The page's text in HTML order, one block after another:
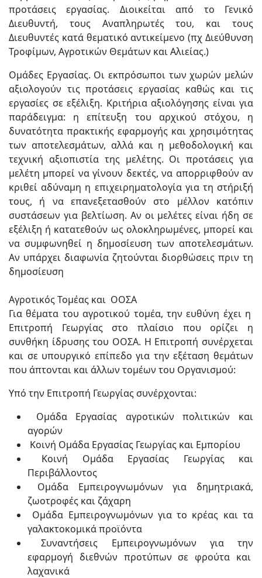
προτάσεις εργασίας. Διοικείται από το Γενικό
Διευθυντή, τους Αναπληρωτές του, και τους
Διευθυντές κατά θεματικό αντικείμενο (πχ Διεύθυνση
Τροφίμων, Αγροτικών Θεμάτων και Αλιείας.)
Ομάδες Εργασίας. Οι εκπρόσωποι των χωρών μελών
αξιολογούν τις προτάσεις εργασίας καθώς και τις
εργασίες σε εξέλιξη. Κριτήρια αξιολόγησης είναι για
παράδειγμα: η επίτευξη του αρχικού στόχου, η
δυνατότητα πρακτικής εφαρμογής και χρησιμότητας
των αποτελεσμάτων, αλλά και η μεθοδολογική και
τεχνική αξιοπιστία της μελέτης. Οι προτάσεις για
μελέτη μπορεί να γίνουν δεκτές, να απορριφθούν αν
κριθεί αδύναμη η επιχειρηματολογία για τη στήριξή
τους, ή να επανεξετασθούν στο μέλλον κατόπιν
συστάσεων για βελτίωση. Αν οι μελέτες είναι ήδη σε
εξέλιξη ή κατατεθούν ως ολοκληρωμένες, μπορεί και
να συμφωνηθεί η δημοσίευση των αποτελεσμάτων.
Αν υπάρχει διαφωνία ζητούνται διορθώσεις πριν τη
δημοσίευση
Αγροτικός Τομέας και ΟΟΣΑ
Για θέματα του αγροτικού τομέα, την ευθύνη έχει η
Επιτροπή Γεωργίας στο πλαίσιο που ορίζει η
συνθήκη ίδρυσης του ΟΟΣΑ. Η Επιτροπή συνέρχεται
και σε υπουργικό επίπεδο για την εξέταση θεμάτων
που άπτονται και άλλων τομέων του Οργανισμού:
Υπό την Επιτροπή Γεωργίας συνέρχονται:
Ομάδα Εργασίας αγροτικών πολιτικών και
αγορών
Κοινή Ομάδα Εργασίας Γεωργίας και Εμπορίου
Κοινή Ομάδα Εργασίας Γεωργίας και
Περιβάλλοντος
Ομάδα Εμπειρογνωμόνων για δημητριακά,
ζωοτροφές και ζάχαρη
Ομάδα Εμπειρογνωμόνων για το κρέας και τα
γαλακτοκομικά προϊόντα
Συναντήσεις Εμπειρογνωμόνων για την
εφαρμογή διεθνών προτύπων σε φρούτα και
λαχανικά